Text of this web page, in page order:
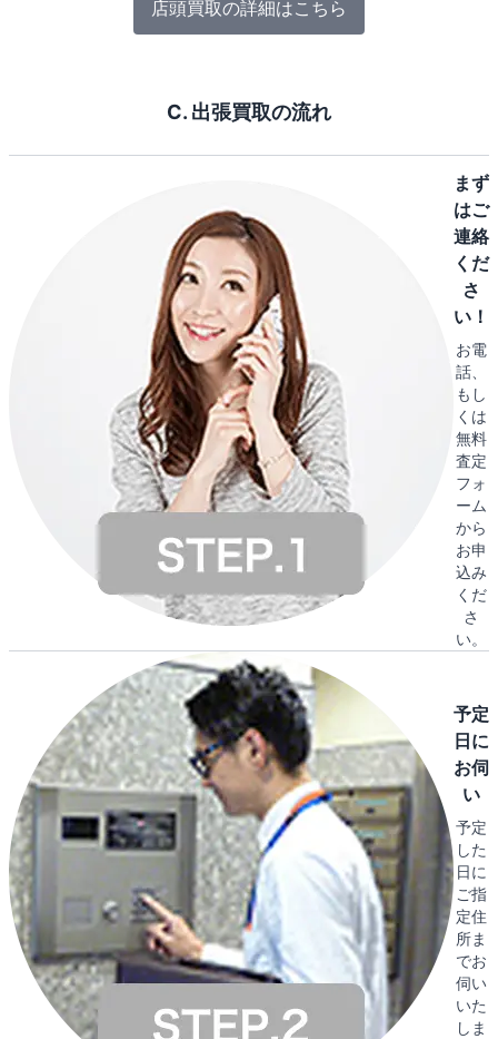
店頭買取の詳細はこちら
C. 出張買取の流れ
まず
はご
連絡
くだ
さ
い！
お電
話、
もし
くは
無料
査定
フォ
ーム
から
お申
込み
くだ
さ
い。
予定
日に
お伺
い
予定
した
日に
ご指
定住
所ま
でお
伺い
いた
しま